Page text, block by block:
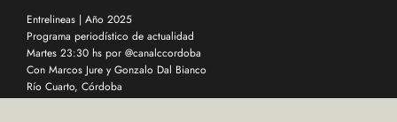
Entrelineas | Año 2025
Programa periodístico de actualidad
Martes 23:30 hs por @canalccordoba
Con Marcos Jure y Gonzalo Dal Bianco
Río Cuarto, Córdoba